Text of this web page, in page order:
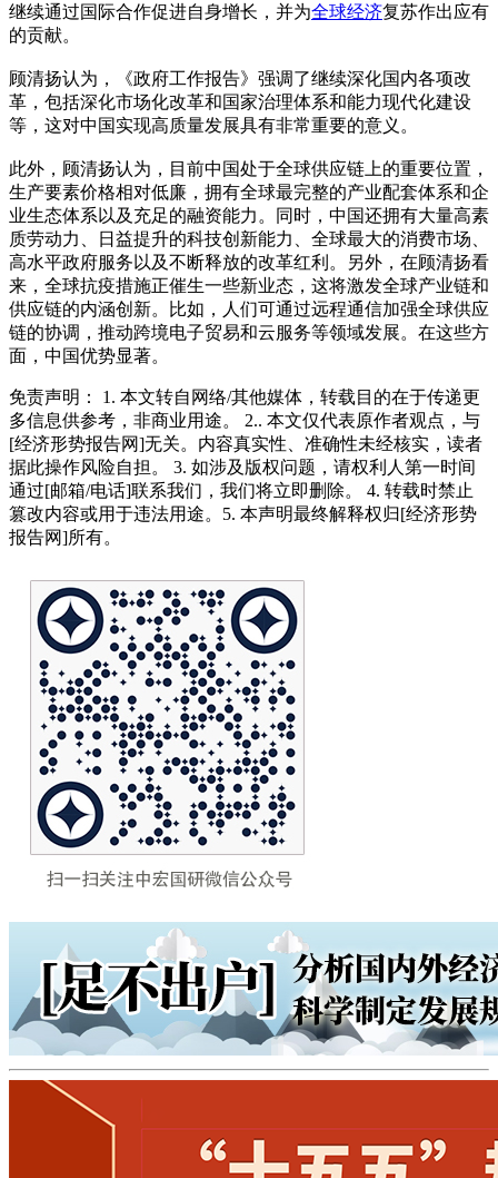
继续通过国际合作促进自身增长，并为全球经济复苏作出应有
的贡献。
顾清扬认为，《政府工作报告》强调了继续深化国内各项改
革，包括深化市场化改革和国家治理体系和能力现代化建设
等，这对中国实现高质量发展具有非常重要的意义。
此外，顾清扬认为，目前中国处于全球供应链上的重要位置，
生产要素价格相对低廉，拥有全球最完整的产业配套体系和企
业生态体系以及充足的融资能力。同时，中国还拥有大量高素
质劳动力、日益提升的科技创新能力、全球最大的消费市场、
高水平政府服务以及不断释放的改革红利。另外，在顾清扬看
来，全球抗疫措施正催生一些新业态，这将激发全球产业链和
供应链的内涵创新。比如，人们可通过远程通信加强全球供应
链的协调，推动跨境电子贸易和云服务等领域发展。在这些方
面，中国优势显著。
免责声明： 1. 本文转自网络/其他媒体，转载目的在于传递更
多信息供参考，非商业用途。 2.. 本文仅代表原作者观点，与
[经济形势报告网]无关。内容真实性、准确性未经核实，读者
据此操作风险自担。 3. 如涉及版权问题，请权利人第一时间
通过[邮箱/电话]联系我们，我们将立即删除。 4. 转载时禁止
篡改内容或用于违法用途。5. 本声明最终解释权归[经济形势
报告网]所有。